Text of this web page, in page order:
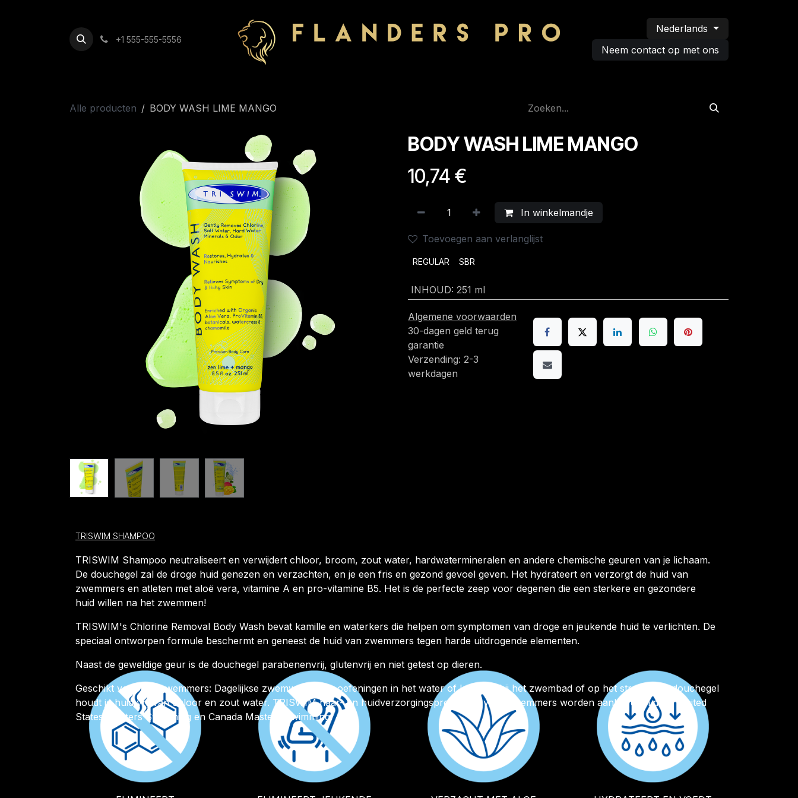
+1 555-555-5556
Nederlands
Neem contact op met ons
Alle producten BODY WASH LIME MANGO
BODY WASH LIME MANGO
10,74 €
In winkelmandje
Toevoegen aan verlanglijst
REGULAR SBR
INHOUD: 251 ml
Algemene voorwaarden
30-dagen geld terug
garantie
Verzending: 2-3
werkdagen
TRISWIM SHAMPOO
TRISWIM Shampoo neutraliseert en verwijdert chloor, broom, zout water, hardwatermineralen en andere chemische geuren van je lichaam.
De douchegel zal de droge huid genezen en verzachten, en je een fris en gezond gevoel geven. Het hydrateert en verzorgt de huid van
zwemmers en atleten met aloë vera, vitamine A en pro-vitamine B5. Het is de perfecte zeep voor degenen die een sterkere en gezondere
huid willen na het zwemmen!
TRISWIM's Chlorine Removal Body Wash bevat kamille en waterkers die helpen om symptomen van droge en jeukende huid te verlichten. De
speciaal ontworpen formule beschermt en geneest de huid van zwemmers tegen harde uitdrogende elementen.
Naast de geweldige geur is de douchegel parabenenvrij, glutenvrij en niet getest op dieren.
Geschikt voor alle zwemmers: Dagelijkse zwemworkouts, oefeningen in het water of loungen bij het zwembad of op het strand? De douchegel
houdt je huid vrij van chloor en zout water. TRISWIM haar- en huidverzorgingsproducten voor zwemmers worden aanbevolen door United
States Masters Swimming en Canada Masters Swimming.